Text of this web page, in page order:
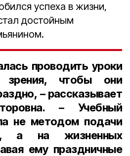
успеха в жизни,
достойным
проводить уроки
чтобы они
– рассказывает
– Учебный
не методом подачи
а на жизненных
ему праздничные